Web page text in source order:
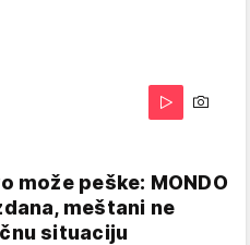
može peške: MONDO
meštani ne
situaciju